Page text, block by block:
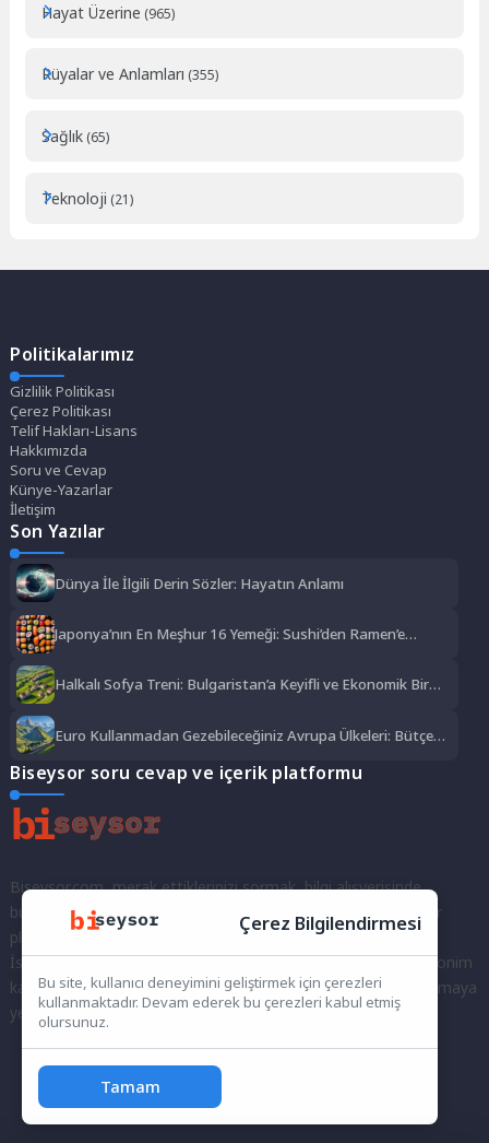
Hayat Üzerine (965)
Rüyalar ve Anlamları (355)
Sağlık (65)
Teknoloji (21)
Politikalarımız
Gizlilik Politikası
Çerez Politikası
Telif Hakları-Lisans
Hakkımızda
Soru ve Cevap
Künye-Yazarlar
İletişim
Son Yazılar
Dünya İle İlgili Derin Sözler: Hayatın Anlamı
Japonya’nın En Meşhur 16 Yemeği: Sushi’den Ramen’e
Halkalı Sofya Treni: Bulgaristan’a Keyifli ve Ekonomik Bir
Euro Kullanmadan Gezebileceğiniz Avrupa Ülkeleri: Bütçe
Biseysor soru cevap ve içerik platformu
Biseysor.com, merak ettiklerinizi sormak, bilgi alışverişinde
bulunmak ve fikirlerinizi paylaşmak için bir araya geldiğimiz bir
platformdur.
İster kayıtlı bir kullanıcı olarak topluluğumuza katılın, ister anonim
kalarak sorularınızı yöneltin; burada her türlü soruya ve tartışmaya
yer var. Bilgiyi keşfetmek ve paylaşmak için bize katılın!
Çerez Bilgilendirmesi
Bu site, kullanıcı deneyimini geliştirmek için çerezleri
kullanmaktadır. Devam ederek bu çerezleri kabul etmiş
olursunuz.
Tamam